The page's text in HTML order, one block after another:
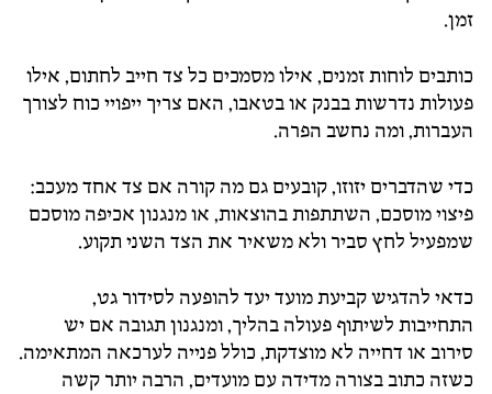
זמן.
כותבים לוחות זמנים, אילו מסמכים כל צד חייב לחתום, אילו
פעולות נדרשות בבנק או בטאבו, האם צריך ייפויי כוח לצורך
העברות, ומה נחשב הפרה.
כדי שהדברים יזוזו, קובעים גם מה קורה אם צד אחד מעכב:
פיצוי מוסכם, השתתפות בהוצאות, או מנגנון אכיפה מוסכם
שמפעיל לחץ סביר ולא משאיר את הצד השני תקוע.
כדאי להדגיש קביעת מועד יעד להופעה לסידור גט,
התחייבות לשיתוף פעולה בהליך, ומנגנון תגובה אם יש
סירוב או דחייה לא מוצדקת, כולל פנייה לערכאה המתאימה.
כשזה כתוב בצורה מדידה עם מועדים, הרבה יותר קשה